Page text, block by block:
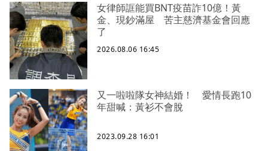
女律師誆能買BNT疫苗詐10億！黃
金、現鈔滿屋 苦主慈濟基金會回應
了
2026.08.06 16:45
又一啦啦隊女神結婚！ 愛情長跑10
年甜喊：黃衫不會脫
2023.09.28 16:01